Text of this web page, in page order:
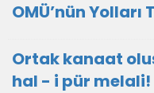
OMÜ’nün Yolları
Ortak kanaat
hal - i pür melali!